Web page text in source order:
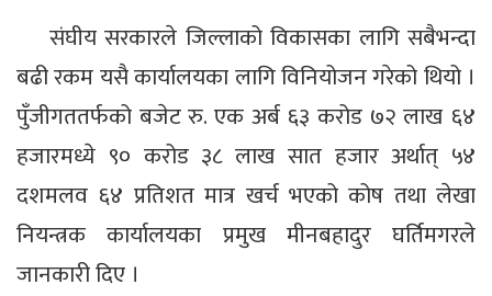
संघीय सरकारले जिल्लाको विकासका लागि सबैभन्दा
बढी रकम यसै कार्यालयका लागि विनियोजन गरेको थियो ।
पुँजीगततर्फको बजेट रु. एक अर्ब ६३ करोड ७२ लाख ६४
हजारमध्ये ९० करोड ३८ लाख सात हजार अर्थात् ५४
दशमलव ६४ प्रतिशत मात्र खर्च भएको कोष तथा लेखा
नियन्त्रक कार्यालयका प्रमुख मीनबहादुर घर्तिमगरले
जानकारी दिए ।